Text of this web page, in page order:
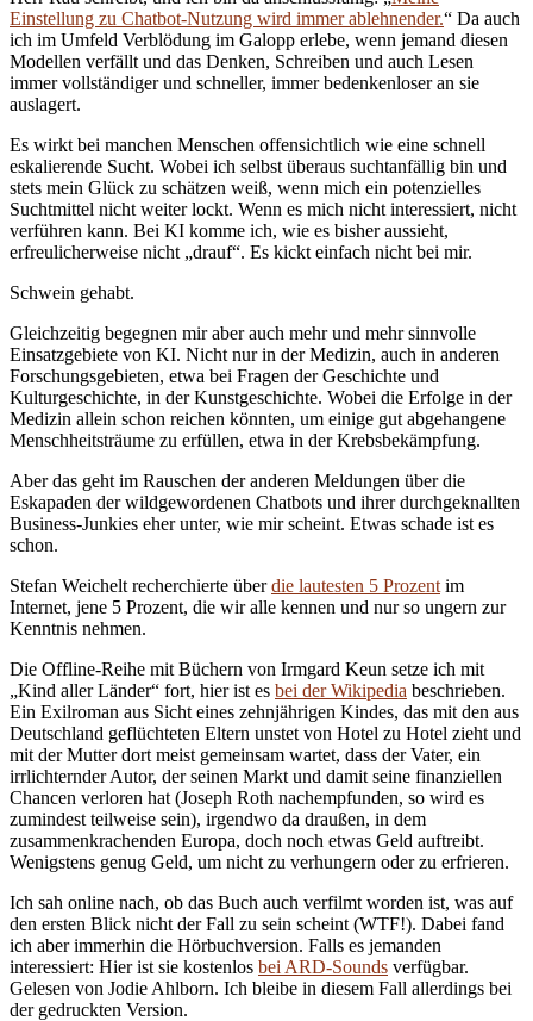
Einstellung zu Chatbot-Nutzung wird immer ablehnender.“ Da auch
ich im Umfeld Verblödung im Galopp erlebe, wenn jemand diesen
Modellen verfällt und das Denken, Schreiben und auch Lesen
immer vollständiger und schneller, immer bedenkenloser an sie
auslagert.
Es wirkt bei manchen Menschen offensichtlich wie eine schnell
eskalierende Sucht. Wobei ich selbst überaus suchtanfällig bin und
stets mein Glück zu schätzen weiß, wenn mich ein potenzielles
Suchtmittel nicht weiter lockt. Wenn es mich nicht interessiert, nicht
verführen kann. Bei KI komme ich, wie es bisher aussieht,
erfreulicherweise nicht „drauf“. Es kickt einfach nicht bei mir.
Schwein gehabt.
Gleichzeitig begegnen mir aber auch mehr und mehr sinnvolle
Einsatzgebiete von KI. Nicht nur in der Medizin, auch in anderen
Forschungsgebieten, etwa bei Fragen der Geschichte und
Kulturgeschichte, in der Kunstgeschichte. Wobei die Erfolge in der
Medizin allein schon reichen könnten, um einige gut abgehangene
Menschheitsträume zu erfüllen, etwa in der Krebsbekämpfung.
Aber das geht im Rauschen der anderen Meldungen über die
Eskapaden der wildgewordenen Chatbots und ihrer durchgeknallten
Business-Junkies eher unter, wie mir scheint. Etwas schade ist es
schon.
Stefan Weichelt recherchierte überdie lautesten 5 Prozent im
Internet, jene 5 Prozent, die wir alle kennen und nur so ungern zur
Kenntnis nehmen.
Die Offline-Reihe mit Büchern von Irmgard Keun setze ich mit
„Kind aller Länder“ fort, hier ist es bei der Wikipedia beschrieben.
Ein Exilroman aus Sicht eines zehnjährigen Kindes, das mit den aus
Deutschland geflüchteten Eltern unstet von Hotel zu Hotel zieht und
mit der Mutter dort meist gemeinsam wartet, dass der Vater, ein
irrlichternder Autor, der seinen Markt und damit seine finanziellen
Chancen verloren hat (Joseph Roth nachempfunden, so wird es
zumindest teilweise sein), irgendwo da draußen, in dem
zusammenkrachenden Europa, doch noch etwas Geld auftreibt.
Wenigstens genug Geld, um nicht zu verhungern oder zu erfrieren.
Ich sah online nach, ob das Buch auch verfilmt worden ist, was auf
den ersten Blick nicht der Fall zu sein scheint (WTF!). Dabei fand
ich aber immerhin die Hörbuchversion. Falls es jemanden
interessiert: Hier ist sie kostenlos bei ARD-Sounds verfügbar.
Gelesen von Jodie Ahlborn. Ich bleibe in diesem Fall allerdings bei
der gedruckten Version.